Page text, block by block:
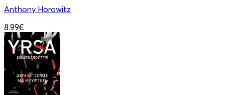
Anthony Horowitz
8.99€